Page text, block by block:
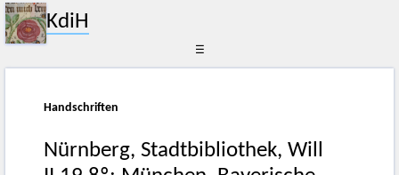
KdiH
☰
Handschriften
Nürnberg, Stadtbibliothek, Will